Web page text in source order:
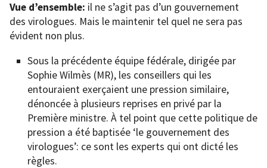
Vue d’ensemble: il ne s’agit pas d’un gouvernement
des virologues. Mais le maintenir tel quel ne sera pas
évident non plus.
Sous la précédente équipe fédérale, dirigée par
Sophie Wilmès (MR), les conseillers qui les
entouraient exerçaient une pression similaire,
dénoncée à plusieurs reprises en privé par la
Première ministre. À tel point que cette politique de
pression a été baptisée ‘le gouvernement des
virologues’: ce sont les experts qui ont dicté les
règles.